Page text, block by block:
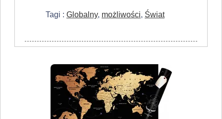
Tagi : Globalny, możliwości, Świat